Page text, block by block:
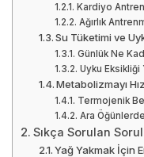
Kardiyo
Ağırlık
Su Tüketimi ve
Günlük Ne
Uyku Eksikliği
Metabolizmayı
Termojenik
Ara
Sıkça Sorulan
Yağ Yakmak İçin